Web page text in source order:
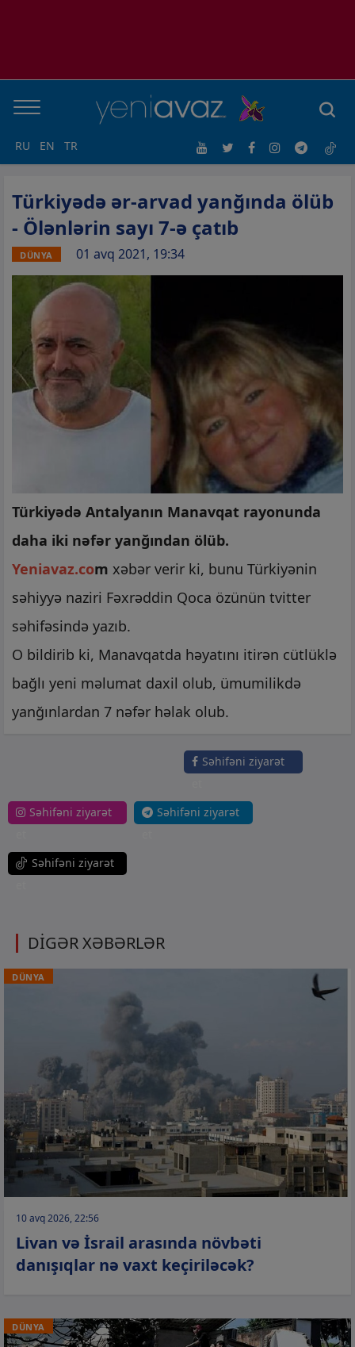
RU EN TR
Türkiyədə ər-arvad yanğında ölüb
- Ölənlərin sayı 7-ə çatıb
DÜNYA 01 avq 2021, 19:34
Türkiyədə Antalyanın Manavqat rayonunda
daha iki nəfər yanğından ölüb.
Yeniavaz.com xəbər verir ki, bunu Türkiyənin
səhiyyə naziri Fəxrəddin Qoca özünün tvitter
səhifəsində yazıb.
O bildirib ki, Manavqatda həyatını itirən cütlüklə
bağlı yeni məlumat daxil olub, ümumilikdə
yanğınlardan 7 nəfər həlak olub.
Səhifəni ziyarət
Səhifəni ziyarət
Səhifəni ziyarət
Səhifəni ziyarət
DİGƏR XƏBƏRLƏR
DÜNYA
10 avq 2026, 22:56
Livan və İsrail arasında növbəti
danışıqlar nə vaxt keçiriləcək?
DÜNYA